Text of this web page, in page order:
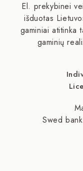
El. prekybinei
išduotas
gaminiai atitinka
gaminių
Swed